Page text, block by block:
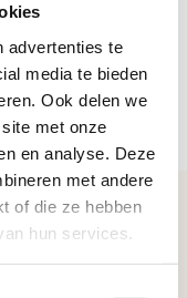
advertenties te
media te bieden
Ook delen we
met onze
en analyse. Deze
met andere
of die ze hebben
hun services.
persoonlijk advies.
chat functie, waar we
klaarstaan.